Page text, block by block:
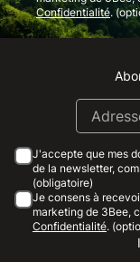
Confidentialité.
J'accepte que mes
de la newsletter,
(obligatoire)
Je consens à
marketing de 3Bee,
Confidentialité.